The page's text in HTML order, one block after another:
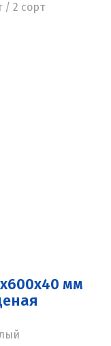
/ 2 сорт
мм